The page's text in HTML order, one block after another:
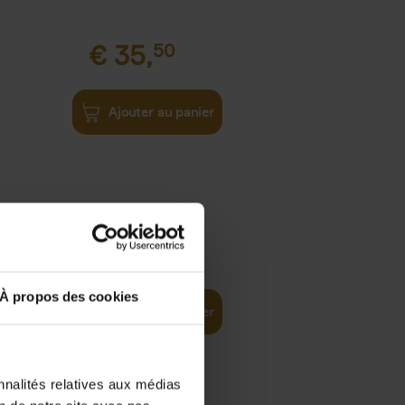
À propos des cookies
relatives aux médias
€ 35,50
Ajouter au panier
37,50
Ajouter au panier